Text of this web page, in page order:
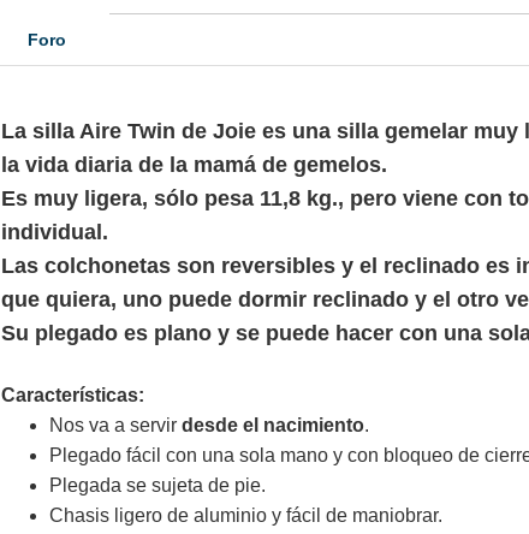
Foro
La silla Aire Twin de Joie es una silla gemelar
la vida diaria de la mamá de gemelos.
Es muy ligera, sólo pesa 11,8 kg., pero viene con
individual.
Las colchonetas son reversibles y el reclinado es
que quiera, uno puede dormir reclinado y el otro
Su plegado es plano y se puede hacer con una
Características:
Nos va a servir desde el nacimiento.
Plegado fácil con una sola mano y con bloqueo de
Plegada se sujeta de pie.
Chasis ligero de aluminio y fácil de maniobrar.